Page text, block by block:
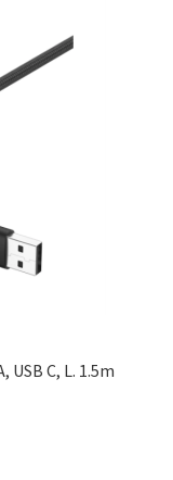
USB C, L. 1.5m